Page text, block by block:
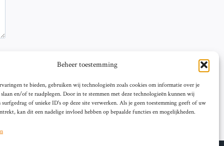
Beheer toestemming
te bieden, gebruiken wij technologieën zoals cookies om informatie over je
en/of te raadplegen. Door in te stemmen met deze technologieën kunnen wij
surfgedrag of unieke ID's op deze site verwerken. Als je geen toestemming geeft of uw
kan dit een nadelige invloed hebben op bepaalde functies en mogelijkheden.